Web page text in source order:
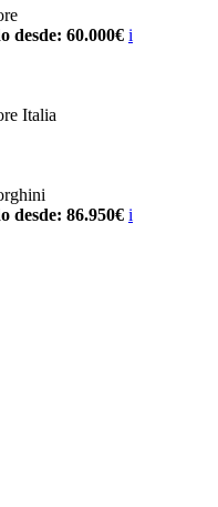
desde: 60.000€ i
Italia
desde: 86.950€ i